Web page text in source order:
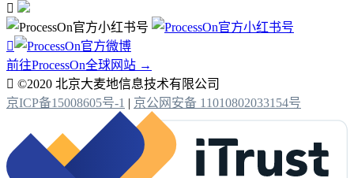


前往ProcessOn全球网站 →
 ©2020 北京大麦地信息技术有限公司
京ICP备15008605号-1 | 京公网安备 11010802033154号